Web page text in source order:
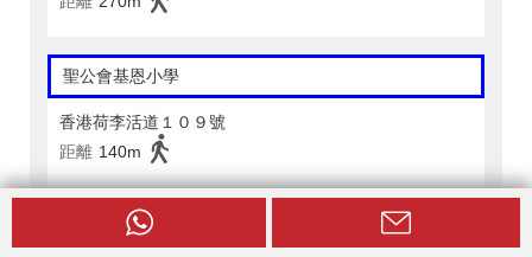
聖公會基恩小學
香港荷李活道１０９號
距離 140m
聖公會聖馬太小學